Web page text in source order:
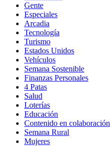
Gente
Especiales
Arcadia
Tecnología
Turismo
Estados Unidos
Vehículos
Semana Sostenible
Finanzas Personales
4 Patas
Salud
Loterías
Educación
Contenido en colaboración
Semana Rural
Mujeres